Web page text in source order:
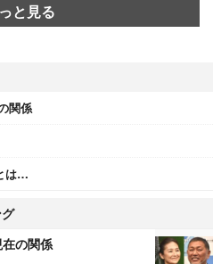
と見る
関係
は…
の関係